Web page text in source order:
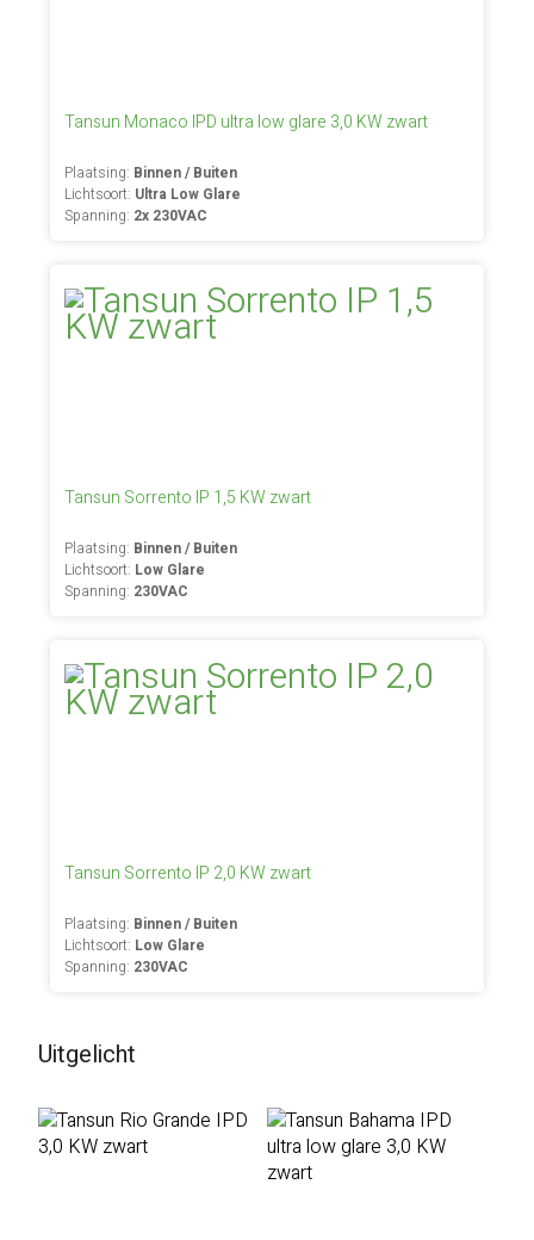
Tansun Monaco IPD ultra low glare 3,0 KW zwart
Plaatsing: Binnen / Buiten
Lichtsoort: Ultra Low Glare
Spanning: 2x 230VAC
Tansun Sorrento IP 1,5 KW zwart
Plaatsing: Binnen / Buiten
Lichtsoort: Low Glare
Spanning: 230VAC
Tansun Sorrento IP 2,0 KW zwart
Plaatsing: Binnen / Buiten
Lichtsoort: Low Glare
Spanning: 230VAC
Uitgelicht